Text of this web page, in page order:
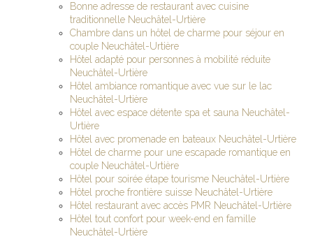
Bonne adresse de restaurant avec cuisine
traditionnelle Neuchâtel-Urtière
Chambre dans un hôtel de charme pour séjour en
couple Neuchâtel-Urtière
Hôtel adapté pour personnes à mobilité réduite
Neuchâtel-Urtière
Hôtel ambiance romantique avec vue sur le lac
Neuchâtel-Urtière
Hôtel avec espace détente spa et sauna Neuchâtel-
Urtière
Hôtel avec promenade en bateaux Neuchâtel-Urtière
Hôtel de charme pour une escapade romantique en
couple Neuchâtel-Urtière
Hôtel pour soirée étape tourisme Neuchâtel-Urtière
Hôtel proche frontière suisse Neuchâtel-Urtière
Hôtel restaurant avec accès PMR Neuchâtel-Urtière
Hôtel tout confort pour week-end en famille
Neuchâtel-Urtière